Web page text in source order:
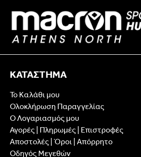
ΚΑΤΑΣΤΗΜΑ
Το Καλάθι μου
Ολοκλήρωση Παραγγελίας
Ο Λογαριασμός μου
Αγορές | Πληρωμές | Επιστροφές
Αποστολές | Όροι | Απόρρητο
Οδηγός Μεγεθών